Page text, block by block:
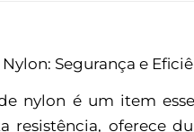
Segurança e
nylon é um item
resistência, oferece